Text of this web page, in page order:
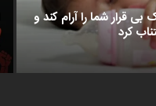
بی قرار شما را آرام کند و
کرد